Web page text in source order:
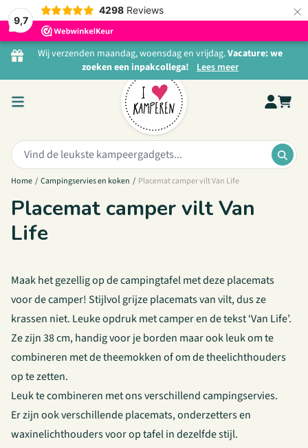
9,7
4298 Reviews ×
Ga naar de inhoud
Wij verzenden maandag, woensdag en vrijdag.Vacature: we
zoeken een inpakcollega! Lees meer
Zoeken:
Home / Campingservies en koken / Placemat camper vilt Van Life
Placemat camper vilt Van
Life
Maak het gezellig op de campingtafel met deze placemats
voor de camper! Stijlvol grijze placemats van vilt, dus ze
krassen niet. Leuke opdruk met camper en de tekst ‘Van Life’.
Ze zijn 38 cm, handig voor je borden maar ook leuk om te
combineren met de theemokken of om de theelichthouders
op te zetten.
Leuk te combineren met ons verschillend campingservies.
Er zijn ook verschillende placemats,onderzettersen
waxinelichthoudersvoor op tafel in dezelfde stijl.